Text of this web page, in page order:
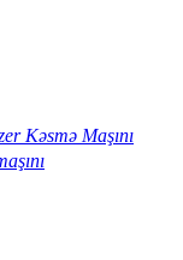
Kəsmə Maşını